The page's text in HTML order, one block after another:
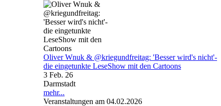
Oliver Wnuk & @kriegundfreitag: 'Besser wird's nicht'-
die eingetunkte LeseShow mit den Cartoons
3 Feb. 26
Darmstadt
mehr...
Veranstaltungen am 04.02.2026